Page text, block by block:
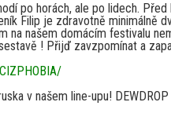
po horách, ale po lidech.
Filip je zdravotně minimálně
na našem domácím festivalu
! Přijď zavzpomínat a
v našem line-upu!